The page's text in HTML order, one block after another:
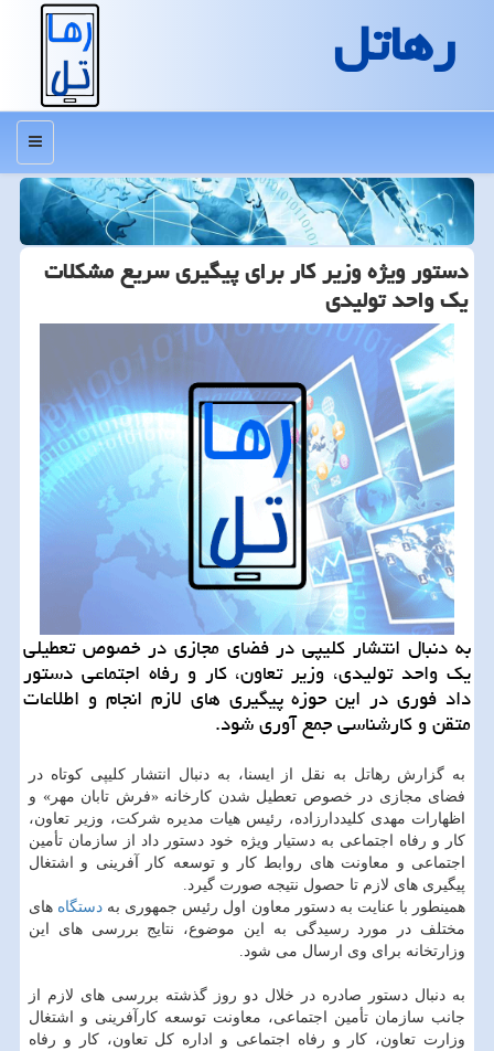
رهاتل
منو
دستور ویژه وزیر كار برای پیگیری سریع مشكلات
یك واحد تولیدی
به دنبال انتشار كلیپی در فضای مجازی در خصوص تعطیلی
یك واحد تولیدی، وزیر تعاون، كار و رفاه اجتماعی دستور
داد فوری در این حوزه پیگیری های لازم انجام و اطلاعات
متقن و كارشناسی جمع آوری شود.
به گزارش رهاتل به نقل از ایسنا، به دنبال انتشار کلیپی کوتاه در
فضای مجازی در خصوص تعطیل شدن کارخانه «فرش تابان مهر» و
اظهارات مهدی کلیددارزاده، رئیس هیات مدیره شرکت، وزیر تعاون،
کار و رفاه اجتماعی به دستیار ویژه خود دستور داد از سازمان تأمین
اجتماعی و معاونت های روابط کار و توسعه کار آفرینی و اشتغال
پیگیری های لازم تا حصول نتیجه صورت گیرد.
همینطور با عنایت به دستور معاون اول رئیس جمهوری به دستگاه های
مختلف در مورد رسیدگی به این موضوع، نتایج بررسی های این
وزارتخانه برای وی ارسال می شود.
به دنبال دستور صادره در خلال دو روز گذشته بررسی های لازم از
جانب سازمان تأمین اجتماعی، معاونت توسعه کارآفرینی و اشتغال
وزارت تعاون، کار و رفاه اجتماعی و اداره کل تعاون، کار و رفاه